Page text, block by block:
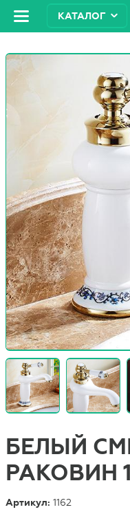
КАТАЛОГ
БЕЛЫЙ
РАКОВИН
Артикул:1162